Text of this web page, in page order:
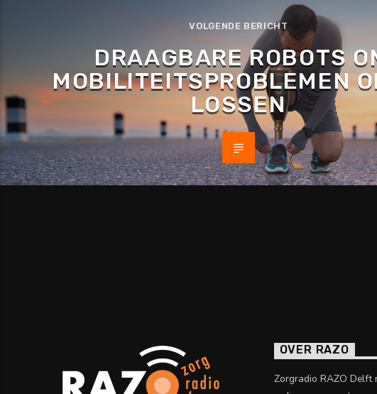
VOLGENDE BERICHT
DRAAGBARE ROBOTS
MOBILITEITSPROBLEMEN
LOSSEN
OVER RAZO
Zorgradio RAZO Delft